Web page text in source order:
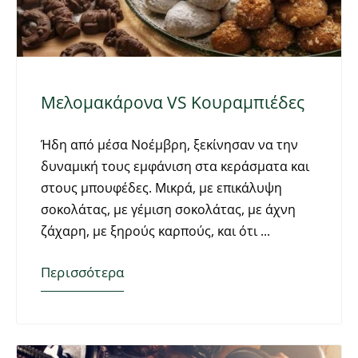
Μελομακάρονα VS Κουραμπιέδες
Ήδη από μέσα Νοέμβρη, ξεκίνησαν να την
δυναμική τους εμφάνιση στα κεράσματα και
στους μπουφέδες. Μικρά, με επικάλυψη
σοκολάτας, με γέμιση σοκολάτας, με άχνη
ζάχαρη, με ξηρούς καρπούς, και ότι
Περισσότερα